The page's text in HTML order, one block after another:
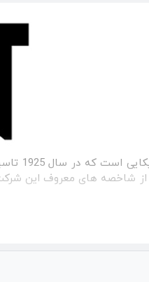
شرکت